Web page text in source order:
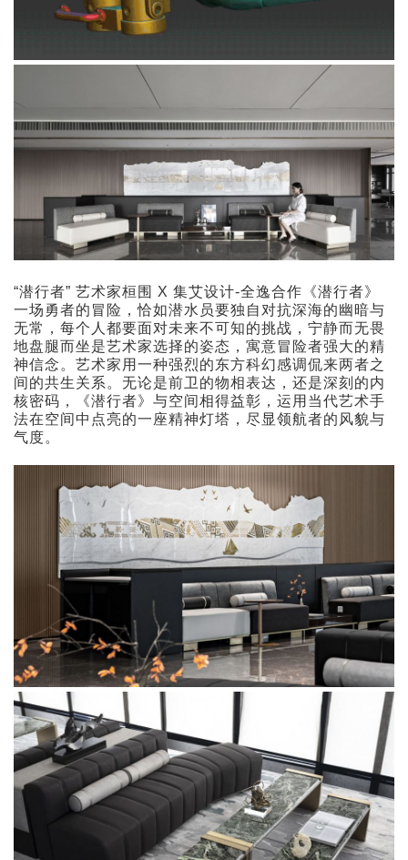
“潜行者” 艺术家桓围 X 集艾设计-全逸合作《潜行者》
一场勇者的冒险，恰如潜水员要独自对抗深海的幽暗与
无常，每个人都要面对未来不可知的挑战，宁静而无畏
地盘腿而坐是艺术家选择的姿态，寓意冒险者强大的精
神信念。艺术家用一种强烈的东方科幻感调侃来两者之
间的共生关系。无论是前卫的物相表达，还是深刻的内
核密码，《潜行者》与空间相得益彰，运用当代艺术手
法在空间中点亮的一座精神灯塔，尽显领航者的风貌与
气度。